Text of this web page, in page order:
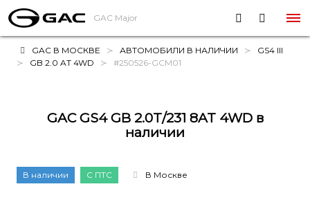
GAC Major
GAC В МОСКВЕ АВТОМОБИЛИ В НАЛИЧИИ
GS4 III
GB 2.0 AT 4WD
#250526-GCM01
GAC GS4 GB 2.0T/231 8AT 4WD в
наличии
В наличии С ПТС В Москве